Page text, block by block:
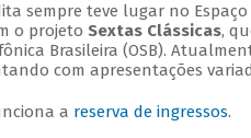
sempre teve lugar no
o projeto Sextas Clássicas,
Brasileira (OSB).
com apresentações
a reserva de ingressos.